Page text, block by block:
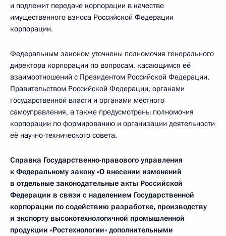
и подлежит передаче корпорации в качестве
имущественного взноса Российской Федерации
корпорации.
Федеральным законом уточнены полномочия генерального
директора корпорации по вопросам, касающимся её
взаимоотношений с Президентом Российской Федерации,
Правительством Российской Федерации, органами
государственной власти и органами местного
самоуправления, а также предусмотрены полномочия
корпорации по формированию и организации деятельности
её научно-технического совета.
Справка Государственно-правового управления
к Федеральному закону «О внесении изменений
в отдельные законодательные акты Российской
Федерации в связи с наделением Государственной
корпорации по содействию разработке, производству
и экспорту высокотехнологичной промышленной
продукции «Ростехнологии» дополнительными